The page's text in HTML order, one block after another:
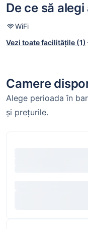
De ce să
WiFi
Vezi toate facilitățile (1)
Camere
Alege perioada în
și prețurile.